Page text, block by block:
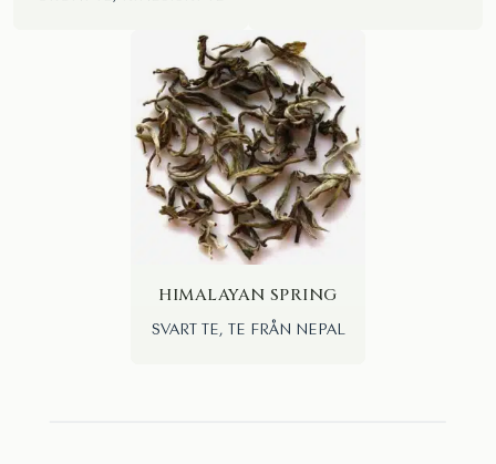
HIMALAYAN SPRING
SVART TE, TE FRÅN NEPAL